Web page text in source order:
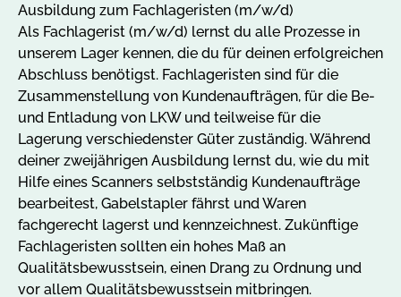
Ausbildung zum Fachlageristen (m/w/d)
Als Fachlagerist (m/w/d) lernst du alle Prozesse in
unserem Lager kennen, die du für deinen erfolgreichen
Abschluss benötigst. Fachlageristen sind für die
Zusammenstellung von Kundenaufträgen, für die Be-
und Entladung von LKW und teilweise für die
Lagerung verschiedenster Güter zuständig. Während
deiner zweijährigen Ausbildung lernst du, wie du mit
Hilfe eines Scanners selbstständig Kundenaufträge
bearbeitest, Gabelstapler fährst und Waren
fachgerecht lagerst und kennzeichnest. Zukünftige
Fachlageristen sollten ein hohes Maß an
Qualitätsbewusstsein, einen Drang zu Ordnung und
vor allem Qualitätsbewusstsein mitbringen.